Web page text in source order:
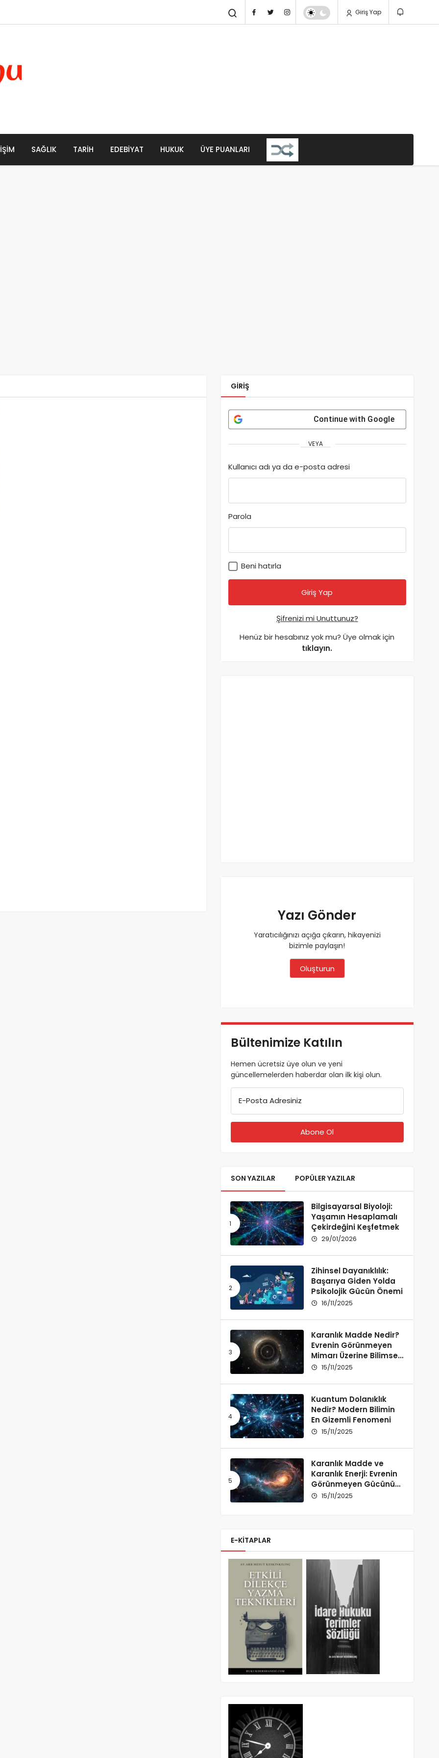
Giriş Yap
SAĞLIK TARIH EDEBIYAT HUKUK ÜYE PUANLARI
GIRIŞ
Continue with Google
VEYA
Kullanıcı adı ya da e-posta adresi
Parola
Beni hatırla
Şifrenizi mi Unuttunuz?
Henüz bir hesabınız yok mu? Üye olmak için
tıklayın.
Yazı Gönder
Yaratıcılığınızı açığa çıkarın, hikayenizi
bizimle paylaşın!
Oluşturun
Bültenimize Katılın
Hemen ücretsiz üye olun ve yeni
güncellemelerden haberdar olan ilk kişi olun.
E-Posta Adresiniz
SON YAZILAR POPÜLER YAZILAR
Bilgisayarsal Biyoloji:
Yaşamın Hesaplamalı
Çekirdeğini Keşfetmek
29/01/2026
Zihinsel Dayanıklılık:
Başarıya Giden Yolda
Psikolojik Gücün Önemi
16/11/2025
Karanlık Madde Nedir?
Evrenin Görünmeyen
Mimarı Üzerine Bilimsel
Bir İnceleme
15/11/2025
Kuantum Dolanıklık
Nedir? Modern Bilimin
En Gizemli Fenomeni
15/11/2025
Karanlık Madde ve
Karanlık Enerji: Evrenin
Görünmeyen Gücünü
Anlamak
15/11/2025
E-KİTAPLAR